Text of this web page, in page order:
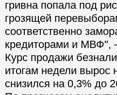
гривна попала под
грозящей
соответственно
кредиторами и МВФ",
Курс продажи
итогам недели вырос
снизился на 0,3% до